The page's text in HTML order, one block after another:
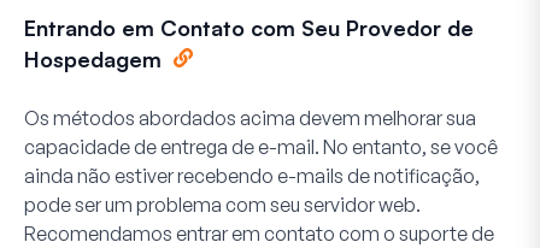
Entrando em Contato com Seu Provedor de
Hospedagem
Os métodos abordados acima devem melhorar sua
capacidade de entrega de e-mail. No entanto, se você
ainda não estiver recebendo e-mails de notificação,
pode ser um problema com seu servidor web.
Recomendamos entrar em contato com o suporte de